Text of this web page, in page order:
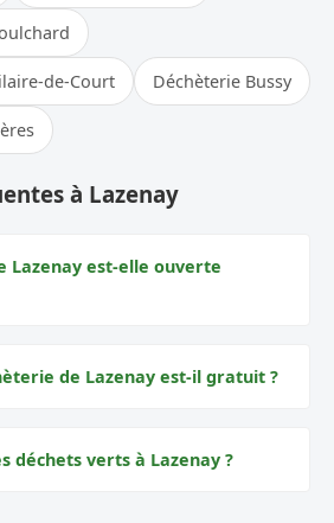
de-Court Déchèterie Bussy
à Lazenay
Lazenay est-elle ouverte
de Lazenay est-il gratuit ?
déchets verts à Lazenay ?